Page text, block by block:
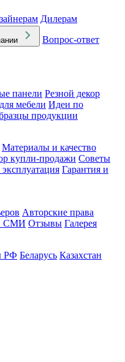
Дилерам
Вопрос-ответ
панели Резной декор
мебели Идеи по
продукции
Материалы и качество
купли-продажи Советы
Гарантия и
Авторские права
СМИ Отзывы Галерея
РФ Беларусь Казахстан